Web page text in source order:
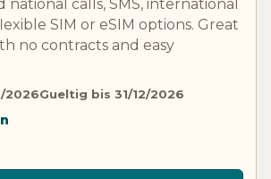
national calls, SMS, international
SIM or eSIM options. Great
no contracts and easy
2026Gueltig bis 31/12/2026